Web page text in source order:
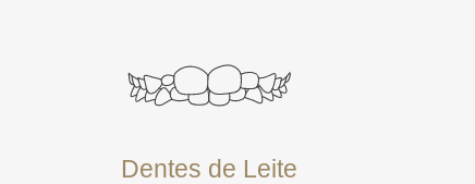
Dentes de Leite